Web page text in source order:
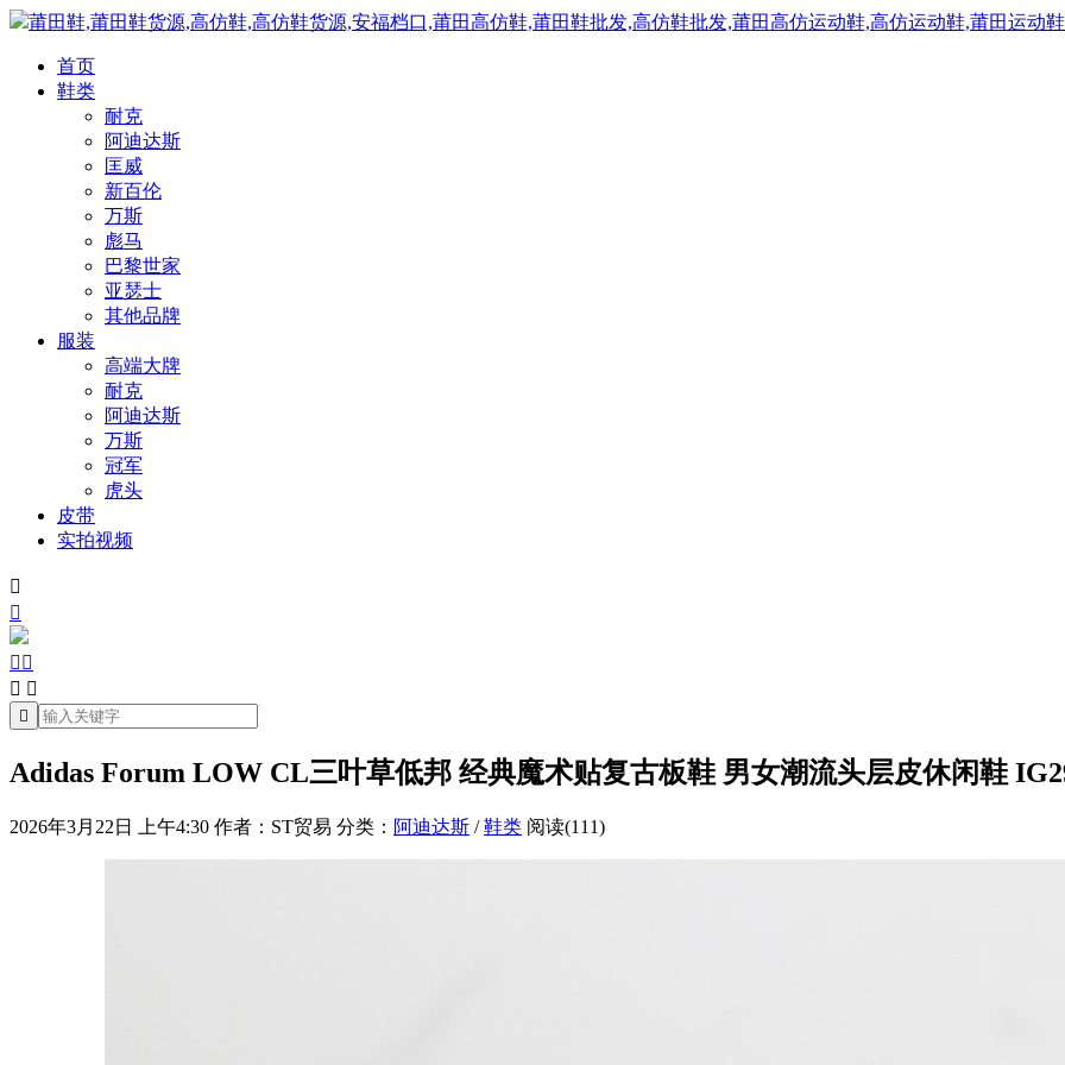
莆田鞋,莆田鞋货源,高仿鞋,高仿鞋货源,安福档口,莆田高仿鞋,莆田鞋批发,高仿鞋批发,莆田高仿运动鞋,高仿运动鞋,莆田运动鞋
首页
鞋类
耐克
阿迪达斯
匡威
新百伦
万斯
彪马
巴黎世家
亚瑟士
其他品牌
服装
高端大牌
耐克
阿迪达斯
万斯
冠军
虎头
皮带
实拍视频


 
 

Adidas Forum LOW CL三叶草低邦 经典魔术贴复古板鞋 男女潮流头层皮休闲鞋
2026年3月22日 上午4:30 作者：ST贸易 分类： 阿迪达斯 /鞋类 阅读(111)